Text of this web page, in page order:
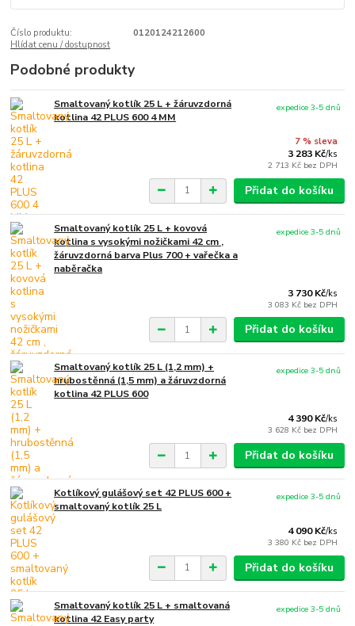
Číslo produktu:
0120124212600
Hlídat cenu / dostupnost
Podobné produkty
Smaltovaný kotlík 25 L + žáruvzdorná
kotlina 42 PLUS 600 4 MM
7 % sleva
3 283 Kč/ks
2 713 Kč bez DPH
expedice 3-5 dnů
Přidat do košíku
Smaltovaný kotlík 25 L + kovová
kotlina s vysokými nožičkami 42 cm ,
žáruvzdorná barva Plus 700 + vařečka a
naběračka
3 730 Kč/ks
3 083 Kč bez DPH
expedice 3-5 dnů
Přidat do košíku
Smaltovaný kotlík 25 L (1,2 mm) +
hrubostěnná (1,5 mm) a žáruvzdorná
kotlina 42 PLUS 600
4 390 Kč/ks
3 628 Kč bez DPH
expedice 3-5 dnů
Přidat do košíku
Kotlíkový gulášový set 42 PLUS 600 +
smaltovaný kotlík 25 L
4 090 Kč/ks
3 380 Kč bez DPH
expedice 3-5 dnů
Přidat do košíku
Smaltovaný kotlík 25 L + smaltovaná
kotlina 42 Easy party
expedice 3-5 dnů